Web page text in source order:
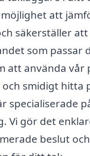
att
säkerställer
som passar
att använda
smidigt hitta
specialiserade
Vi gör det
beslut